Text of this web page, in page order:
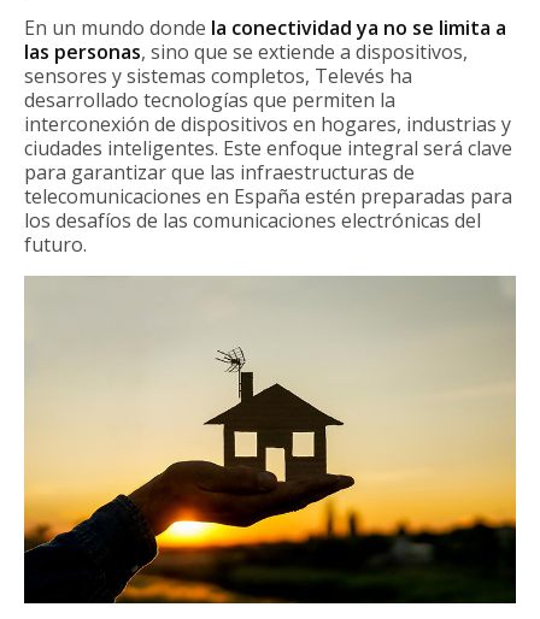
En un mundo donde la conectividad ya no se limita a
las personas, sino que se extiende a dispositivos,
sensores y sistemas completos, Televés ha
desarrollado tecnologías que permiten la
interconexión de dispositivos en hogares, industrias y
ciudades inteligentes. Este enfoque integral será clave
para garantizar que las infraestructuras de
telecomunicaciones en España estén preparadas para
los desafíos de las comunicaciones electrónicas del
futuro.